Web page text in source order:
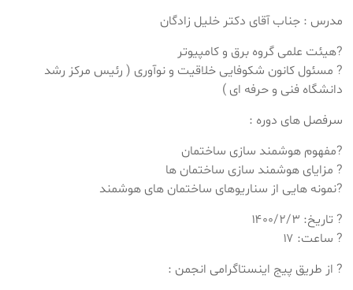
مدرس : جناب آقای دکتر خلیل زادگان
?هیئت علمی گروه برق و کامپیوتر
? مسئول کانون شکوفایی خلاقیت و نوآوری ( رئیس مرکز رشد
دانشگاه فنی و حرفه ای )
سرفصل های دوره :
?مفهوم هوشمند سازی ساختمان
? مزایای هوشمند سازی ساختمان ها
?نمونه هایی از سناریوهای ساختمان های هوشمند
? تاریخ: ۱۴۰۰/۲/۳
? ساعت: ۱۷
? از طریق پیج اینستاگرامی انجمن :